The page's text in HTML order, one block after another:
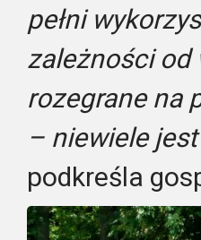
pełni
zależności od
rozegrane na
– niewiele
podkreśla